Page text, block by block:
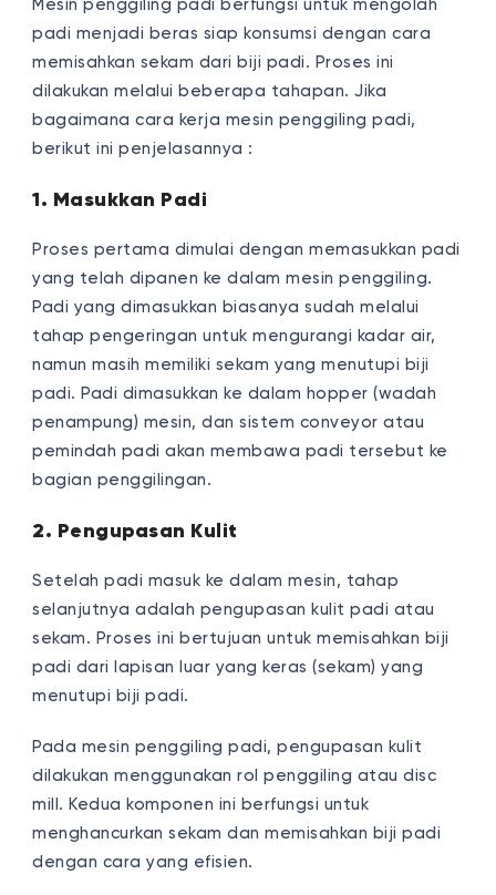
Mesin penggiling padi berfungsi untuk mengolah
padi menjadi beras siap konsumsi dengan cara
memisahkan sekam dari biji padi. Proses ini
dilakukan melalui beberapa tahapan. Jika
bagaimana cara kerja mesin penggiling padi,
berikut ini penjelasannya :
1. Masukkan Padi
Proses pertama dimulai dengan memasukkan padi
yang telah dipanen ke dalam mesin penggiling.
Padi yang dimasukkan biasanya sudah melalui
tahap pengeringan untuk mengurangi kadar air,
namun masih memiliki sekam yang menutupi biji
padi. Padi dimasukkan ke dalam hopper (wadah
penampung) mesin, dan sistem conveyor atau
pemindah padi akan membawa padi tersebut ke
bagian penggilingan.
2. Pengupasan Kulit
Setelah padi masuk ke dalam mesin, tahap
selanjutnya adalah pengupasan kulit padi atau
sekam. Proses ini bertujuan untuk memisahkan biji
padi dari lapisan luar yang keras (sekam) yang
menutupi biji padi.
Pada mesin penggiling padi, pengupasan kulit
dilakukan menggunakan rol penggiling atau disc
mill. Kedua komponen ini berfungsi untuk
menghancurkan sekam dan memisahkan biji padi
dengan cara yang efisien.